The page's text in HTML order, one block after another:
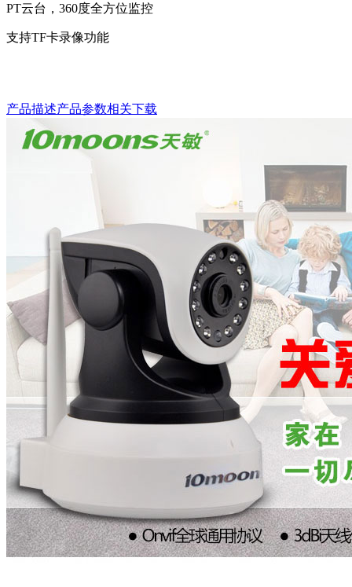
PT云台，360度全方位监控
支持TF卡录像功能
产品描述产品参数相关下载